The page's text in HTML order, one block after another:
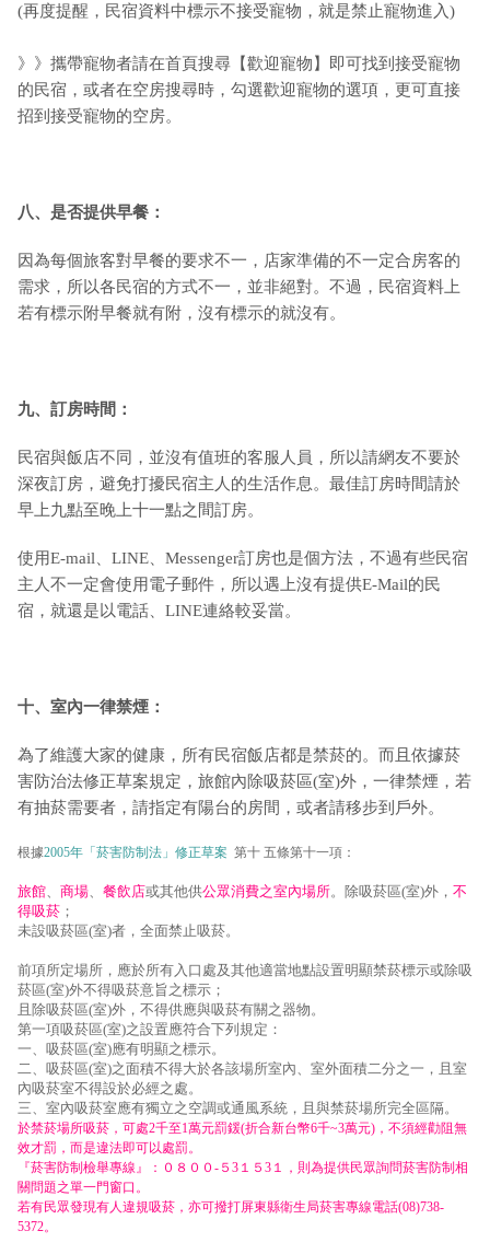
(再度提醒，民宿資料中標示不接受寵物，就是禁止寵物進入)
》》攜帶寵物者請在首頁搜尋【歡迎寵物】即可找到接受寵物
的民宿，或者在空房搜尋時，勾選歡迎寵物的選項，更可直接
招到接受寵物的空房。
八、是否提供早餐：
因為每個旅客對早餐的要求不一，店家準備的不一定合房客的
需求，所以各民宿的方式不一，並非絕對。不過，民宿資料上
若有標示附早餐就有附，沒有標示的就沒有。
九、訂房時間：
民宿與飯店不同，並沒有值班的客服人員，所以請網友不要於
深夜訂房，避免打擾民宿主人的生活作息。最佳訂房時間請於
早上九點至晚上十一點之間訂房。
使用E-mail、LINE、Messenger訂房也是個方法，不過有些民宿
主人不一定會使用電子郵件，所以遇上沒有提供E-Mail的民
宿，就還是以電話、LINE連絡較妥當。
十、室內一律禁煙：
為了維護大家的健康，所有民宿飯店都是禁菸的。而且依據菸
害防治法修正草案規定，旅館內除吸菸區(室)外，一律禁煙，若
有抽菸需要者，請指定有陽台的房間，或者請移步到戶外。
根據2005年「菸害防制法」修正草案 第十 五條第十一項：
旅館、 商場、 餐飲店或其他供公眾消費之室內場所。除吸菸區(室)外， 不
得吸菸 ；
未設吸菸區(室)者，全面禁止吸菸。
前項所定場所，應於所有入口處及其他適當地點設置明顯禁菸標示或除吸
菸區(室)外不得吸菸意旨之標示；
且除吸菸區(室)外，不得供應與吸菸有關之器物。
第一項吸菸區(室)之設置應符合下列規定：
一、吸菸區(室)應有明顯之標示。
二、吸菸區(室)之面積不得大於各該場所室內、室外面積二分之一，且室
內吸菸室不得設於必經之處。
三、室內吸菸室應有獨立之空調或通風系統，且與禁菸場所完全區隔。
於禁菸場所吸菸，可處2千至1萬元罰鍰(折合新台幣6千~3萬元)，不須經勸阻無
效才罰，而是違法即可以處罰。
『菸害防制檢舉專線』：０８００-５3１５3１，則為提供民眾詢問菸害防制相
關問題之單一門窗口。
若有民眾發現有人違規吸菸，亦可撥打屏東縣衛生局菸害專線電話(08)738-
5372。